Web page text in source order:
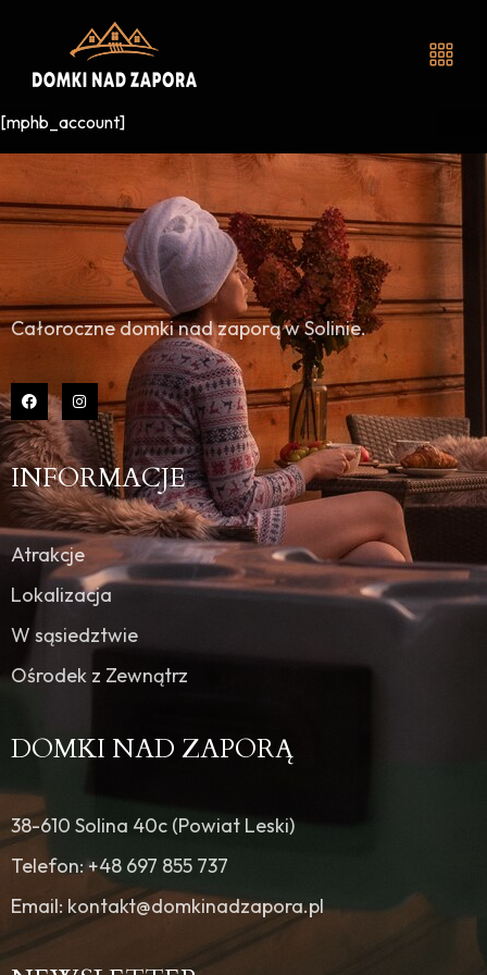
[mphb_account]
Całoroczne domki nad zaporą w Solinie.
INFORMACJE
Atrakcje
Lokalizacja
W sąsiedztwie
Ośrodek z Zewnątrz
DOMKI NAD ZAPORĄ
38-610 Solina 40c (Powiat Leski)
Telefon: +48 697 855 737
Email: kontakt@domkinadzapora.pl